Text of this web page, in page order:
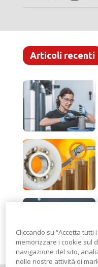
Articoli recenti
Cliccando su “Accetta
memorizzare i cookie sul
navigazione del sito,
nelle nostre attività di